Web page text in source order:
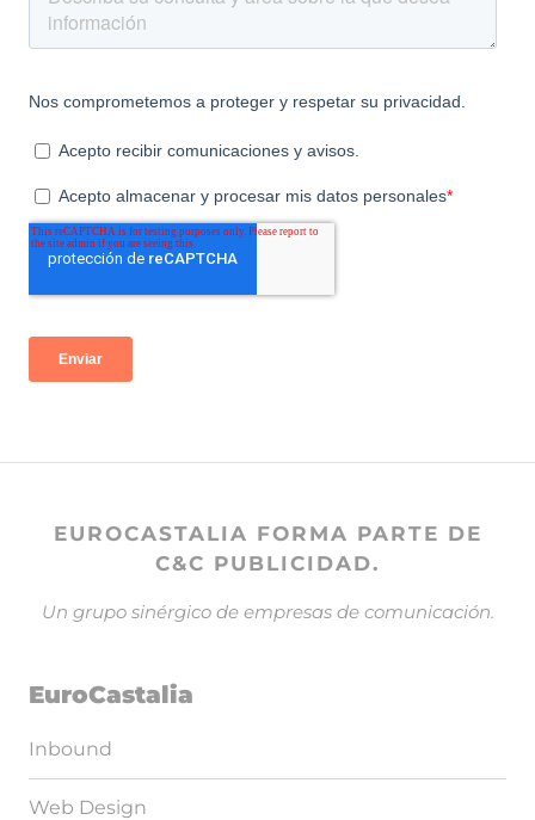
EUROCASTALIA FORMA PARTE DE
C&C PUBLICIDAD.
Un grupo sinérgico de empresas de comunicación.
EuroCastalia
Inbound
Web Design